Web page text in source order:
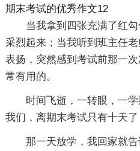
期末考试的优秀作文12
当我拿到四张充满了红
采烈起来；当我听到班主任
表扬，突然感到考试前那一
常有用的。
时间飞逝，一转眼，一
我们，离期末考试只有十天了
那一天放学，我回家就